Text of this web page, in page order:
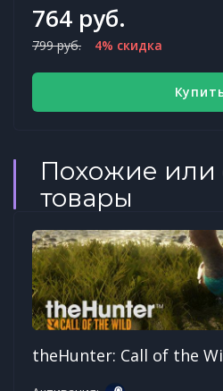
764 руб.
799 руб. 4% скидка
Похожие или
товары